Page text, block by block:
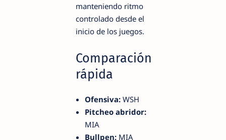
manteniendo ritmo
controlado desde el
inicio de los juegos.
Comparación
rápida
Ofensiva: WSH
Pitcheo abridor:
MIA
Bullpen: MIA